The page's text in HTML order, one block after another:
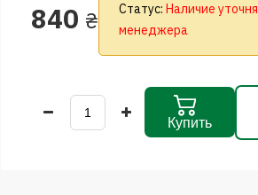
840 ₴ Статус: Наличие
менеджера
Купить